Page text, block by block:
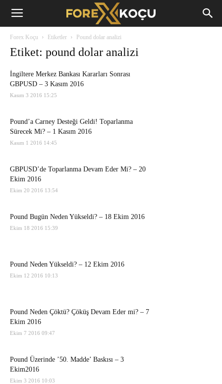
Forex
Forex Koçu Etiketler Pound dolar analizi
Etiket: pound dolar analizi
İngiltere Merkez Bankası Kararları Sonrası
GBPUSD – 3 Kasım 2016
Kasım 3 2016 15:25
Pound’a Carney Desteği Geldi! Toparlanma
Sürecek Mi? – 1 Kasım 2016
Kasım 1 2016 14:45
GBPUSD’de Toparlanma Devam Eder Mi? – 20
Ekim 2016
Ekim 20 2016 13:54
Pound Bugün Neden Yükseldi? – 18 Ekim 2016
Ekim 18 2016 15:39
Pound Neden Yükseldi? – 12 Ekim 2016
Ekim 12 2016 10:13
Pound Neden Çöktü? Çöküş Devam Eder mi? – 7
Ekim 2016
Ekim 7 2016 09:47
Pound Üzerinde ’50. Madde’ Baskısı – 3
Ekim2016
Ekim 3 2016 10:03